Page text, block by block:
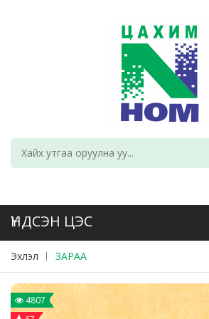
Эхлэл ЗАРАА
4807